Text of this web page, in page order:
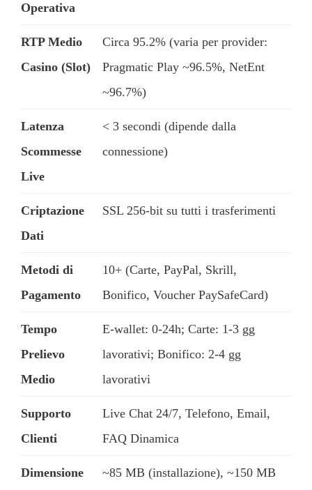
Operativa
RTP Medio
Casino (Slot)
Circa 95.2% (varia per provider:
Pragmatic Play ~96.5%, NetEnt
~96.7%)
Latenza
Scommesse
Live
< 3 secondi (dipende dalla
connessione)
Criptazione
Dati
SSL 256-bit su tutti i trasferimenti
Metodi di
Pagamento
10+ (Carte, PayPal, Skrill,
Bonifico, Voucher PaySafeCard)
Tempo
Prelievo
Medio
E-wallet: 0-24h; Carte: 1-3 gg
lavorativi; Bonifico: 2-4 gg
lavorativi
Supporto
Clienti
Live Chat 24/7, Telefono, Email,
FAQ Dinamica
Dimensione
~85 MB (installazione), ~150 MB